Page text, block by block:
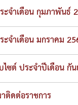
ำปีงบประมาณ
ในรอบเดือน (สข
จำเดือน กุมภาพันธ์
จำเดือน มกราคม
ไซต์ ประจำปีเดือน
ติดต่อราชการ